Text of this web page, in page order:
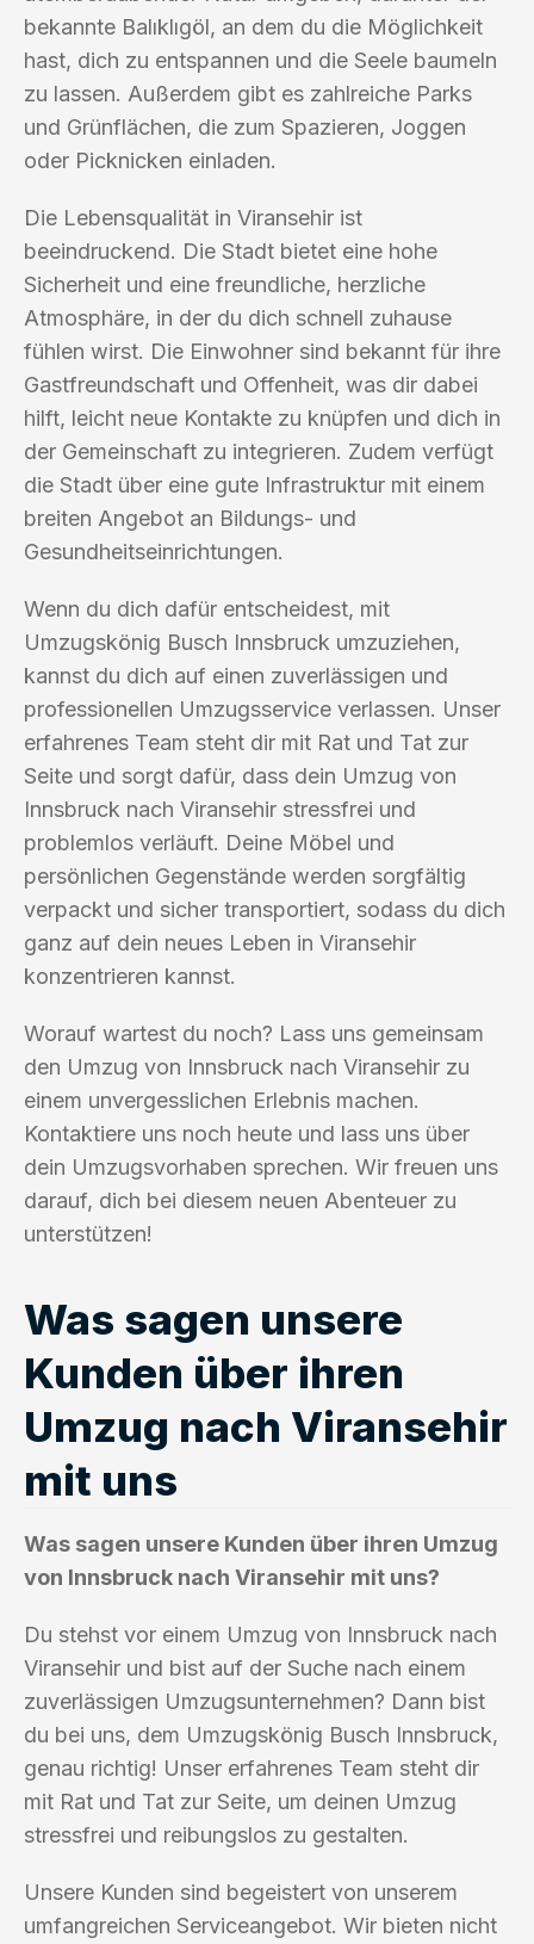
bekannte Balıklıgöl, an dem du die Möglichkeit
hast, dich zu entspannen und die Seele baumeln
zu lassen. Außerdem gibt es zahlreiche Parks
und Grünflächen, die zum Spazieren, Joggen
oder Picknicken einladen.
Die Lebensqualität in Viransehir ist
beeindruckend. Die Stadt bietet eine hohe
Sicherheit und eine freundliche, herzliche
Atmosphäre, in der du dich schnell zuhause
fühlen wirst. Die Einwohner sind bekannt für ihre
Gastfreundschaft und Offenheit, was dir dabei
hilft, leicht neue Kontakte zu knüpfen und dich in
der Gemeinschaft zu integrieren. Zudem verfügt
die Stadt über eine gute Infrastruktur mit einem
breiten Angebot an Bildungs- und
Gesundheitseinrichtungen.
Wenn du dich dafür entscheidest, mit
Umzugskönig Busch Innsbruck umzuziehen,
kannst du dich auf einen zuverlässigen und
professionellen Umzugsservice verlassen. Unser
erfahrenes Team steht dir mit Rat und Tat zur
Seite und sorgt dafür, dass dein Umzug von
Innsbruck nach Viransehir stressfrei und
problemlos verläuft. Deine Möbel und
persönlichen Gegenstände werden sorgfältig
verpackt und sicher transportiert, sodass du dich
ganz auf dein neues Leben in Viransehir
konzentrieren kannst.
Worauf wartest du noch? Lass uns gemeinsam
den Umzug von Innsbruck nach Viransehir zu
einem unvergesslichen Erlebnis machen.
Kontaktiere uns noch heute und lass uns über
dein Umzugsvorhaben sprechen. Wir freuen uns
darauf, dich bei diesem neuen Abenteuer zu
unterstützen!
Was sagen unsere
Kunden über ihren
Umzug nach Viransehir
mit uns
Was sagen unsere Kunden über ihren Umzug
von Innsbruck nach Viransehir mit uns?
Du stehst vor einem Umzug von Innsbruck nach
Viransehir und bist auf der Suche nach einem
zuverlässigen Umzugsunternehmen? Dann bist
du bei uns, dem Umzugskönig Busch Innsbruck,
genau richtig! Unser erfahrenes Team steht dir
mit Rat und Tat zur Seite, um deinen Umzug
stressfrei und reibungslos zu gestalten.
Unsere Kunden sind begeistert von unserem
umfangreichen Serviceangebot. Wir bieten nicht